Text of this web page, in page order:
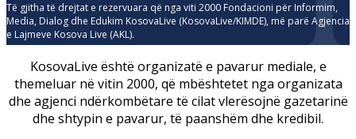
Të gjitha të drejtat e rezervuara që nga viti 2000 Fondacioni për Informim,
Media, Dialog dhe Edukim KosovaLive (KosovaLive/KIMDE), më parë Agjencia
e Lajmeve Kosova Live (AKL).
KosovaLive është organizatë e pavarur mediale, e
themeluar në vitin 2000, që mbështetet nga organizata
dhe agjenci ndërkombëtare të cilat vlerësojnë gazetarinë
dhe shtypin e pavarur, të paanshëm dhe kredibil.